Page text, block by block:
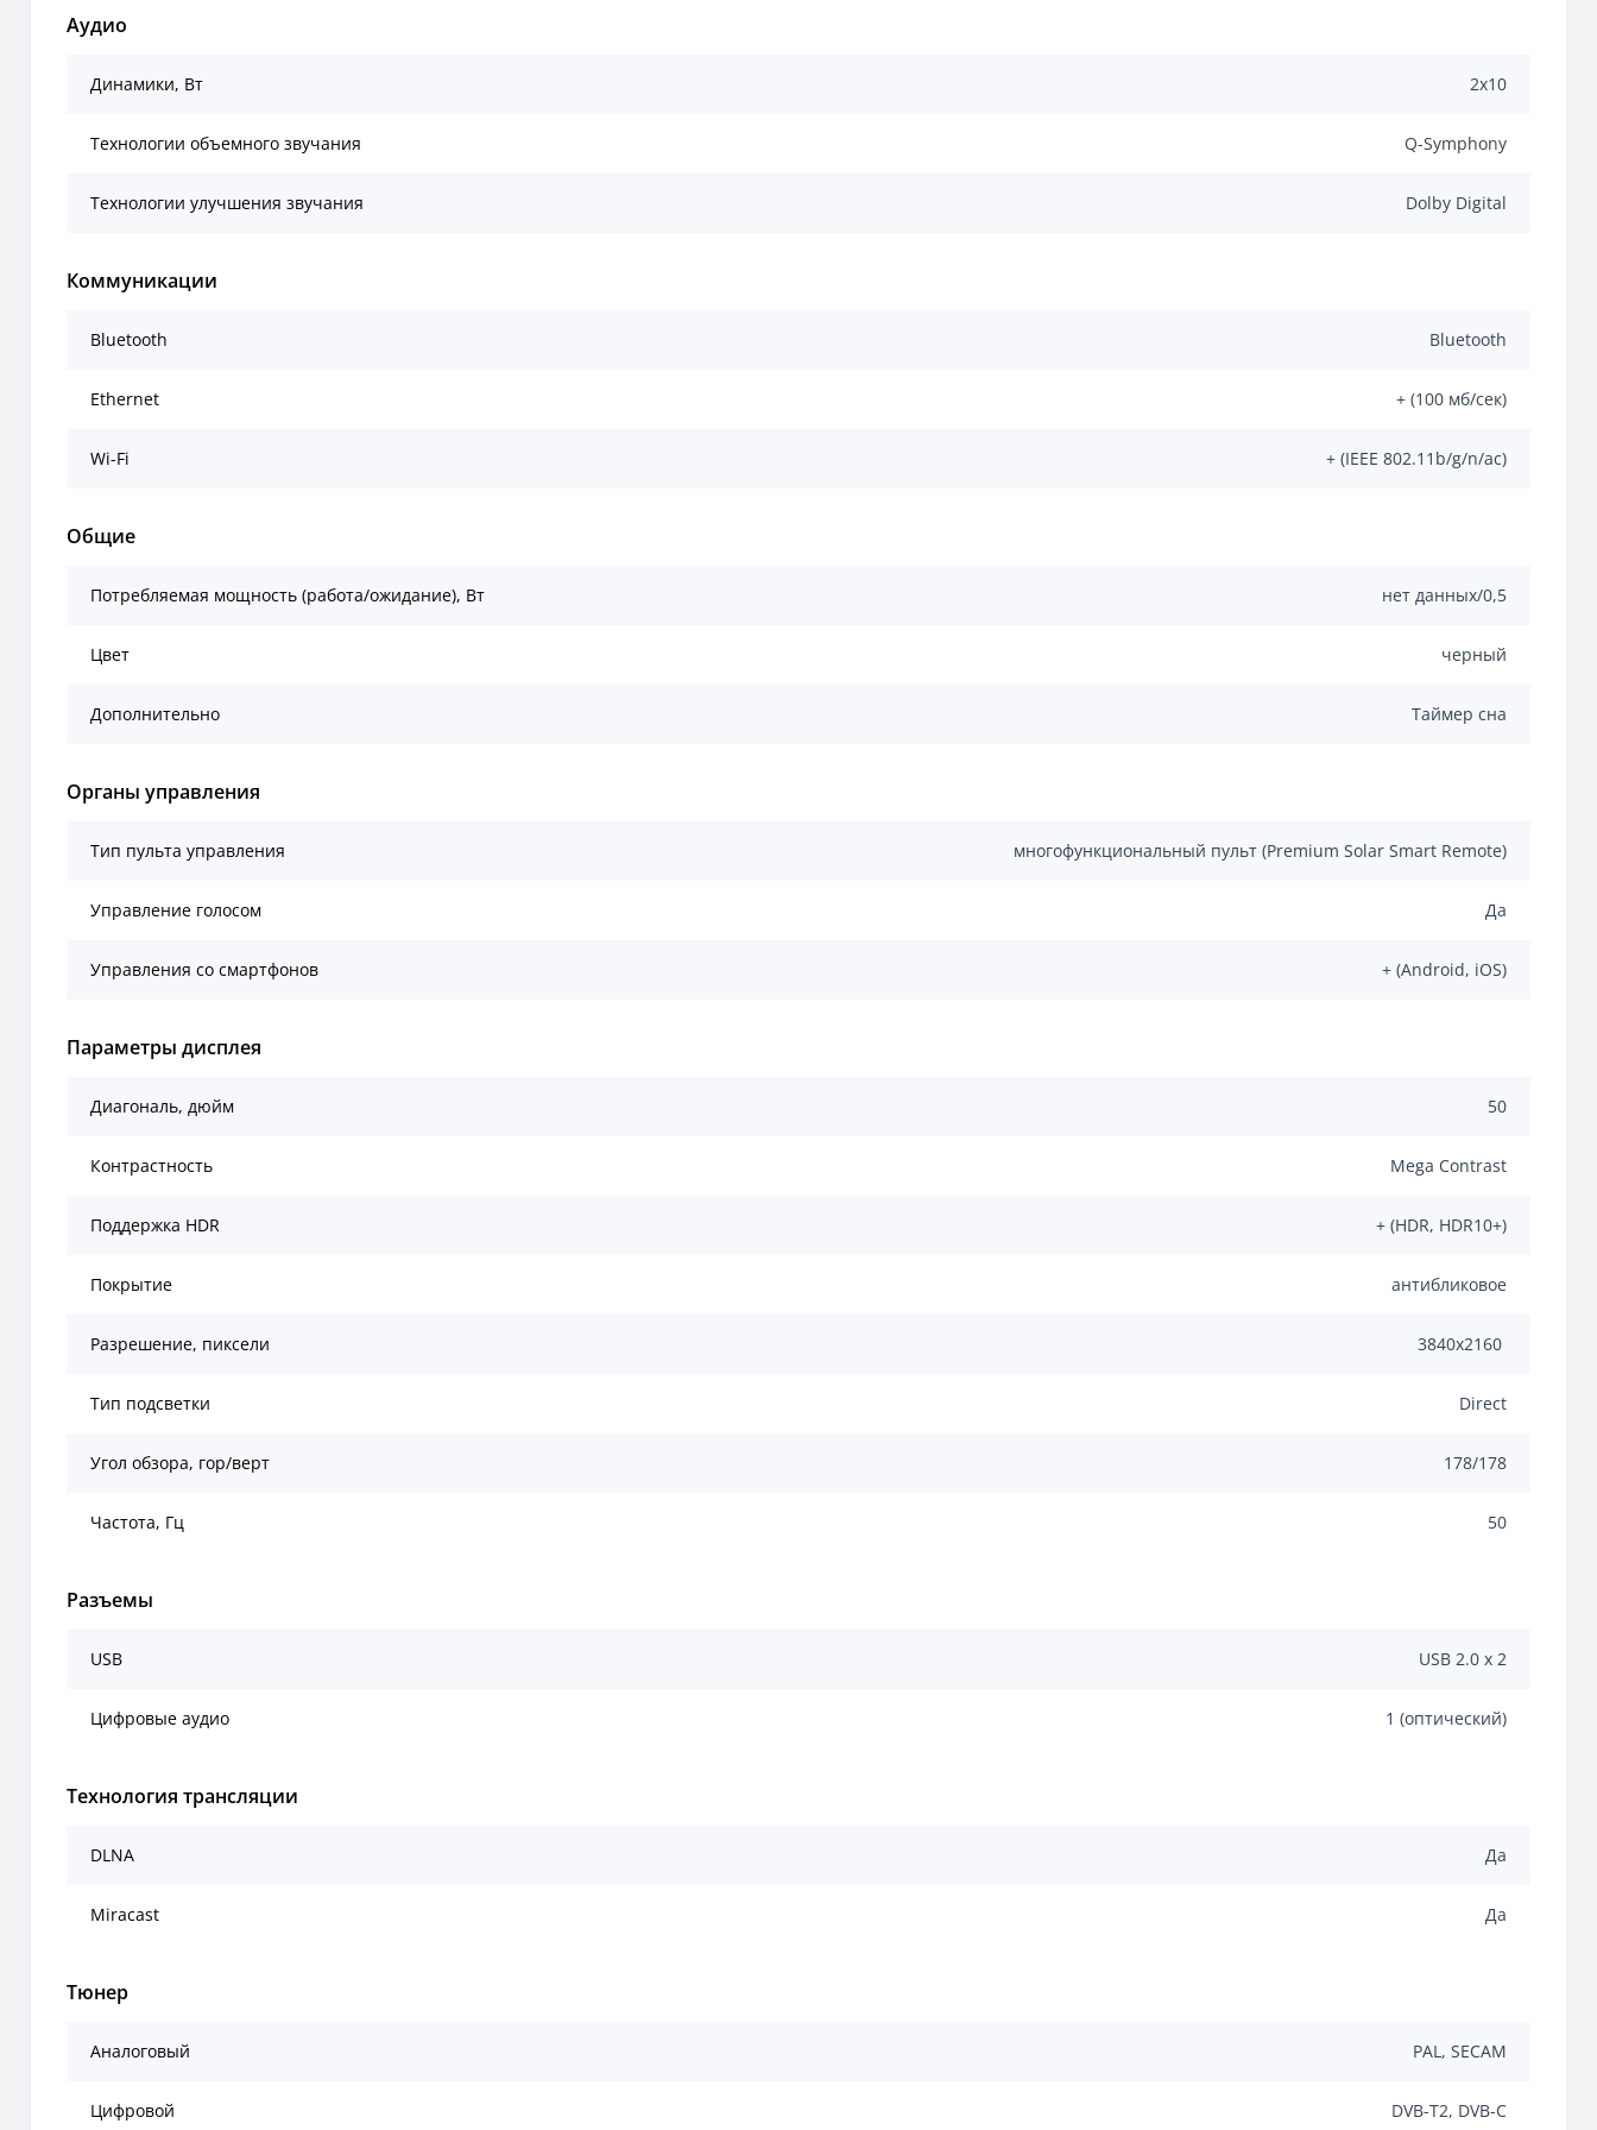
Аудио
Динамики, Вт 2х10
Технологии объемного звучания Q-Symphony
Технологии улучшения звучания Dolby Digital
Коммуникации
Bluetooth Bluetooth
Ethernet + (100 мб/сек)
Wi-Fi + (IEEE 802.11b/g/n/ас)
Общие
Потребляемая мощность (работа/ожидание), Вт нет данных/0,5
Цвет черный
Дополнительно Таймер сна
Органы управления
Тип пульта управления многофункциональный пульт (Premium Solar Smart Remote)
Управление голосом Да
Управления со смартфонов + (Android, iOS)
Параметры дисплея
Диагональ, дюйм 50
Контрастность Mega Contrast
Поддержка HDR + (HDR, HDR10+)
Покрытие антибликовое
Разрешение, пиксели 3840x2160
Тип подсветки Direct
Угол обзора, гор/верт 178/178
Частота, Гц 50
Разъемы
USB USB 2.0 х 2
Цифровые аудио 1 (оптический)
Технология трансляции
DLNA Да
Miracast Да
Тюнер
Аналоговый PAL, SECAM
Цифровой DVB-T2, DVB-C